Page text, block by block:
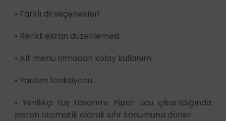
• Farklı dil seçenekleri
• Renkli ekran düzenlemesi
• Alt menü olmadan kolay kullanım
• Yardım fonksiyonu
• Yenilikçi tuş tasarımı: Pipet ucu çıkarıldığında
piston otomatik olarak sıfır konumuna döner